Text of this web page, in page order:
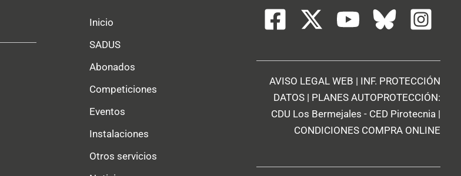
Inicio
SADUS
Abonados
Competiciones
Eventos
Instalaciones
Otros servicios
AVISO LEGAL WEB | INF. PROTECCIÓN
DATOS | PLANES AUTOPROTECCIÓN:
CDU Los Bermejales - CED Pirotecnia |
CONDICIONES COMPRA ONLINE